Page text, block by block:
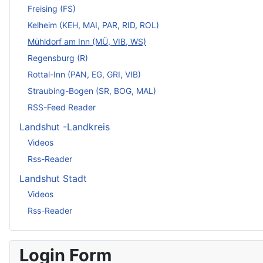
Freising (FS)
Kelheim (KEH, MAI, PAR, RID, ROL)
Mühldorf am Inn (MÜ, VIB, WS)
Regensburg (R)
Rottal-Inn (PAN, EG, GRI, VIB)
Straubing-Bogen (SR, BOG, MAL)
RSS-Feed Reader
Landshut -Landkreis
Videos
Rss-Reader
Landshut Stadt
Videos
Rss-Reader
Login Form